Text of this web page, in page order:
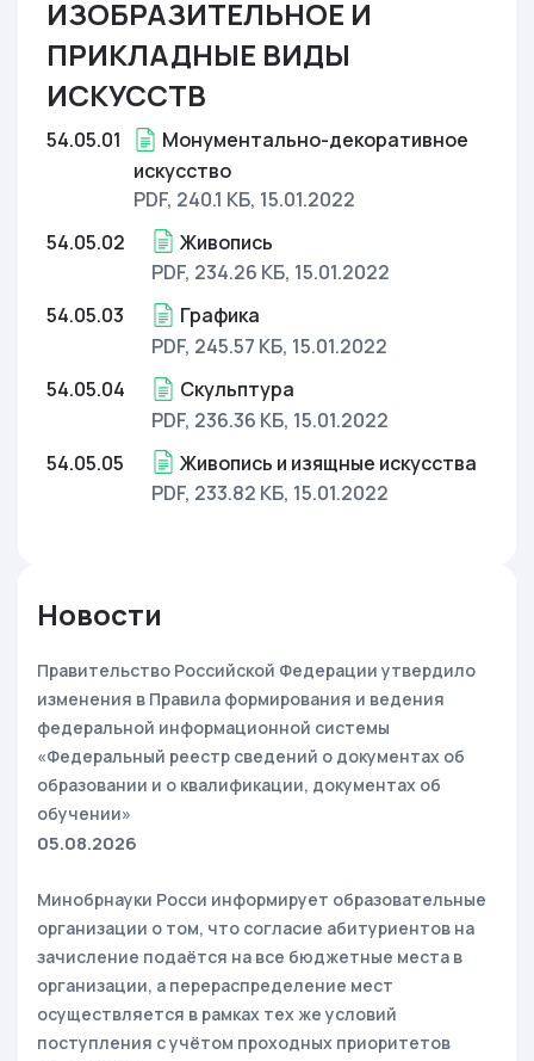
ИЗОБРАЗИТЕЛЬНОЕ И
ПРИКЛАДНЫЕ ВИДЫ
ИСКУССТВ
54.05.01
Монументально-декоративное
искусство
PDF, 240.1 КБ, 15.01.2022
54.05.02
Живопись
PDF, 234.26 КБ, 15.01.2022
54.05.03
Графика
PDF, 245.57 КБ, 15.01.2022
54.05.04
Скульптура
PDF, 236.36 КБ, 15.01.2022
54.05.05
Живопись и изящные искусства
PDF, 233.82 КБ, 15.01.2022
Новости
Правительство Российской Федерации утвердило
изменения в Правила формирования и ведения
федеральной информационной системы
«Федеральный реестр сведений о документах об
образовании и о квалификации, документах об
обучении»
05.08.2026
Минобрнауки Росси информирует образовательные
организации о том, что согласие абитуриентов на
зачисление подаётся на все бюджетные места в
организации, а перераспределение мест
осуществляется в рамках тех же условий
поступления с учётом проходных приоритетов